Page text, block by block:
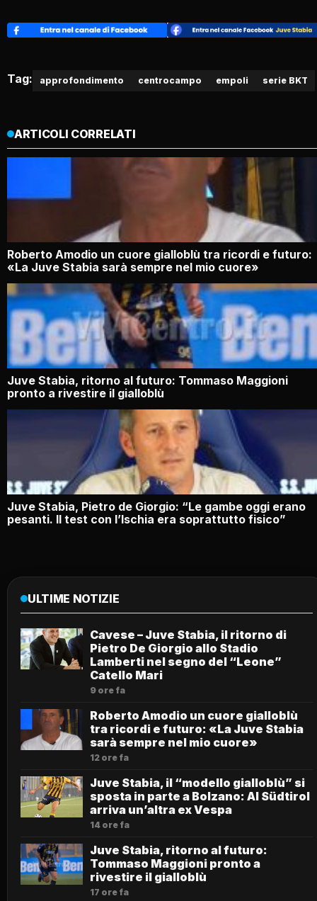
Tag: approfondimento centrocampo empoli serie BKT
ARTICOLI CORRELATI
Roberto Amodio un cuore gialloblù tra ricordi e futuro:
«La Juve Stabia sarà sempre nel mio cuore»
Juve Stabia, ritorno al futuro: Tommaso Maggioni
pronto a rivestire il gialloblù
Juve Stabia, Pietro de Giorgio: “Le gambe oggi erano
pesanti. Il test con l’Ischia era soprattutto fisico”
ULTIME NOTIZIE
Cavese – Juve Stabia, il ritorno di
Pietro De Giorgio allo Stadio
Lamberti nel segno del “Leone”
Catello Mari
9 ore fa
Roberto Amodio un cuore gialloblù
tra ricordi e futuro: «La Juve Stabia
sarà sempre nel mio cuore»
12 ore fa
Juve Stabia, il “modello gialloblù” si
sposta in parte a Bolzano: Al Südtirol
arriva un’altra ex Vespa
14 ore fa
Juve Stabia, ritorno al futuro:
Tommaso Maggioni pronto a
rivestire il gialloblù
17 ore fa